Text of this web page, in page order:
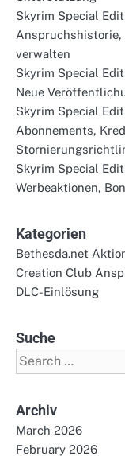
Skyrim Special
verwalten
Skyrim Special
Neue
Skyrim Special
Abonnements,
Skyrim Special
Werbeaktionen,
Kategorien
Bethesda.net
Creation Club
DLC-Einlösung
Suche
Search
for:
Archiv
March 2026
February 2026